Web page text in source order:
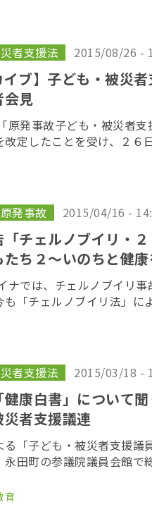
堂」。その経験を共有しよ
者支援法 2015/08/26 -
イブ】子ども・被災
会見
発事故子ども・被災者支
改定したことを受け、２６
席議員：荒井聡、高橋ち
発事故 2015/04/16 -
「チェルノブイリ・２
たち２～いのちと健
」では、チェルノブイリ事
も「チェルノブイリ法」に
な支援策が講じられてい
者支援法 2015/03/18 -
健康白書」について
災者支援議連
「子ども・被災者支援議
永田町の参議院議員会館で
浪江町の紺野則夫健康保険
育